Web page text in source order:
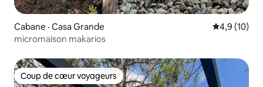
Cabane · Casa Grande Note
4,9 (10)
micromaison makarios
Coup de cœur voyageurs
Coup de cœur voyageurs